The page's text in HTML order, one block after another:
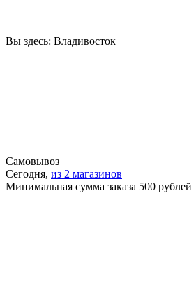
Вы здесь: Владивосток
Самовывоз
Сегодня, из 2 магазинов
Минимальная сумма заказа 500 рублей